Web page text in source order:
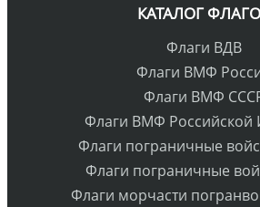
КАТАЛОГ
Флаги ВДВ
Флаги ВМФ
Флаги ВМФ
Флаги ВМФ Российской
Флаги пограничные
Флаги пограничные
Флаги морчасти